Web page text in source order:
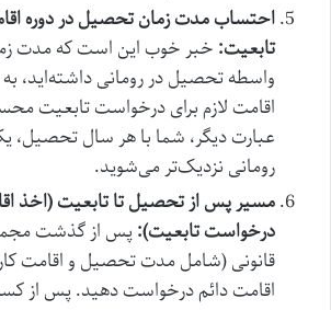
احتساب مدت زمان تحصیل در دوره
تابعیت: خبر خوب این است که مدت
واسطه تحصیل در رومانی داشته‌اید،
اقامت لازم برای درخواست تابعیت
عبارت دیگر، شما با هر سال تحصیل،
رومانی نزدیک‌تر می‌شوید.
مسیر پس از تحصیل تا تابعیت (اخذ
درخواست تابعیت):
قانونی (شامل مدت تحصیل و اقامت
اقامت دائم درخواست دهید. پس از